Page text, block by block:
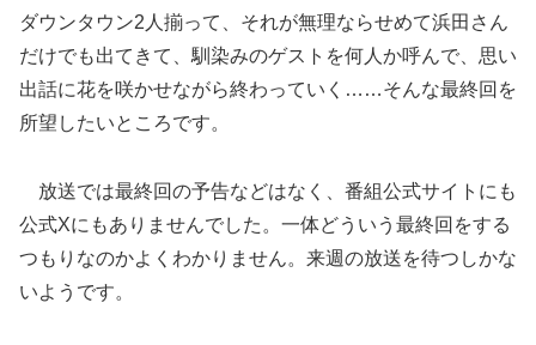
ダウンタウン2人揃って、それが無理ならせめて浜田さん
だけでも出てきて、馴染みのゲストを何人か呼んで、思い
出話に花を咲かせながら終わっていく……そんな最終回を
所望したいところです。
放送では最終回の予告などはなく、番組公式サイトにも
公式Xにもありませんでした。一体どういう最終回をする
つもりなのかよくわかりません。来週の放送を待つしかな
いようです。